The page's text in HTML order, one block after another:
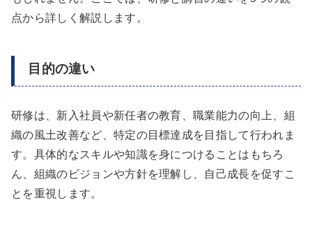
点から詳しく解説します。
目的の違い
研修は、新入社員や新任者の教育、職業能力の向上、組
織の風土改善など、特定の目標達成を目指して行われま
す。具体的なスキルや知識を身につけることはもちろ
ん、組織のビジョンや方針を理解し、自己成長を促すこ
とを重視します。